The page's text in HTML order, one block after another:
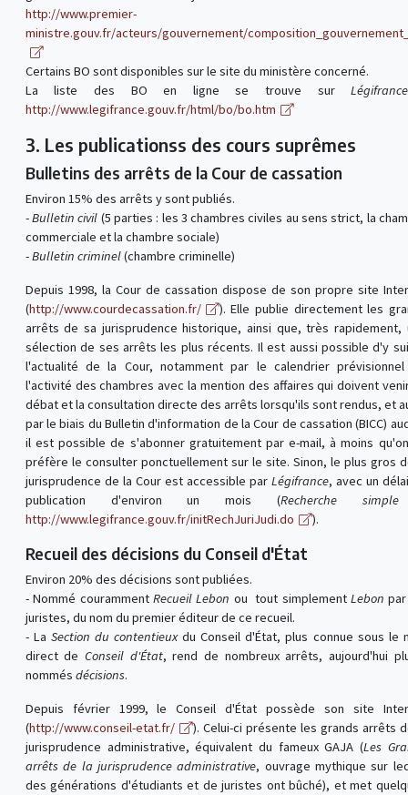
http://www.premier-
ministre.gouv.fr/acteurs/gouvernement/
Certains BO sont disponibles sur le site du ministère concerné.
La liste des BO en ligne se trouve surLégifrance
http://www.legifrance.gouv.fr/html/bo/bo.htm
3. Les publicationss des cours suprêmes
Bulletins des arrêts de la Cour de cassation
Environ 15% des arrêts y sont publiés.
-Bulletin civil (5 parties : les 3 chambres civiles au sens strict, la
commerciale et la chambre sociale)
-Bulletin criminel(chambre criminelle)
Depuis 1998, la Cour de cassation dispose de son propre site
(http://www.courdecassation.fr/
). Elle publie directement les
arrêts de sa jurisprudence historique, ainsi que, très rapidement,
sélection de ses arrêts les plus récents. Il est aussi possible d'y
l'actualité de la Cour, notamment par le calendrier
l'activité des chambres avec la mention des affaires qui doivent
débat et la consultation directe des arrêts lorsqu'ils sont rendus, et
par le biais du Bulletin d'information de la Cour de cassation (BICC)
il est possible de s'abonner gratuitement par e-mail, à moins
préfère le consulter ponctuellement sur le site. Sinon, le plus gros
jurisprudence de la Cour est accessible par Légifrance, avec un
publication d'environ un mois (Recherche
http://www.legifrance.gouv.fr/initRechJuriJudi.do
).
Recueil des décisions du Conseil d'État
Environ 20% des décisions sont publiées.
- Nommé couramment Recueil Lebon ou tout simplementLebon
juristes, du nom du premier éditeur de ce recueil.
- La Section du contentieuxdu Conseil d'État, plus connue sous le
direct deConseil d'État, rend de nombreux arrêts, aujourd'hui
nommés décisions.
Depuis février 1999, le Conseil d'État possède son site
(http://www.conseil-etat.fr/
). Celui-ci présente les grands arrêts
jurisprudence administrative, équivalent du fameux GAJA (Les
arrêts de la jurisprudence administrative, ouvrage mythique sur
des générations d'étudiants et de juristes ont bûché), et met